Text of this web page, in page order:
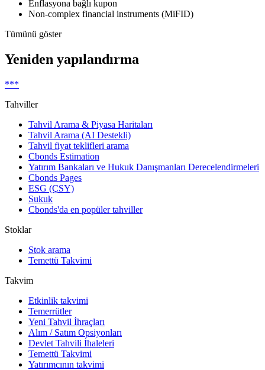
Enflasyona bağlı kupon
Non-complex financial instruments (MiFID)
Tümünü göster
Yeniden yapılandırma
***
Tahviller
Tahvil Arama & Piyasa Haritaları
Tahvil Arama (AI Destekli)
Tahvil fiyat teklifleri arama
Cbonds Estimation
Yatırım Bankaları ve Hukuk Danışmanları Derecelendirmeleri
Cbonds Pages
ESG (ÇSY)
Sukuk
Cbonds'da en popüler tahviller
Stoklar
Stok arama
Temettü Takvimi
Takvim
Etkinlik takvimi
Temerrütler
Yeni Tahvil İhraçları
Alım / Satım Opsiyonları
Devlet Tahvili İhaleleri
Temettü Takvimi
Yatırımcının takvimi